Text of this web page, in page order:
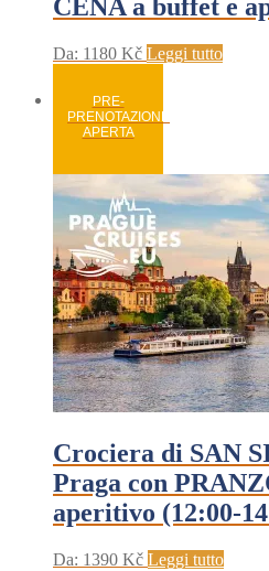
CENA a buffet e
Da: 1180 Kč Leggi tutto
PRE-
PRENOTAZIONE
APERTA
Crociera di SAN
Praga con
aperitivo (12:00-
Da: 1390 Kč Leggi tutto